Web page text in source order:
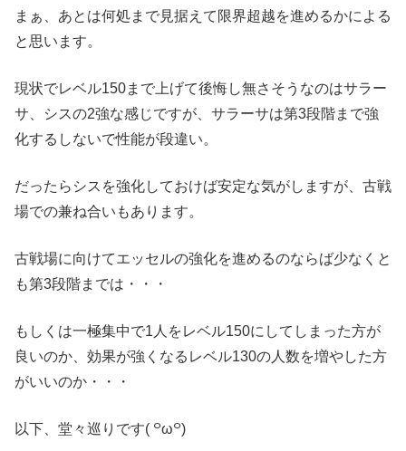
まぁ、あとは何処まで見据えて限界超越を進めるかによる
と思います。
現状でレベル150まで上げて後悔し無さそうなのはサラー
サ、シスの2強な感じですが、サラーサは第3段階まで強
化するしないで性能が段違い。
だったらシスを強化しておけば安定な気がしますが、古戦
場での兼ね合いもあります。
古戦場に向けてエッセルの強化を進めるのならば少なくと
も第3段階までは・・・
もしくは一極集中で1人をレベル150にしてしまった方が
良いのか、効果が強くなるレベル130の人数を増やした方
がいいのか・・・
以下、堂々巡りです( ꒪ω꒪)